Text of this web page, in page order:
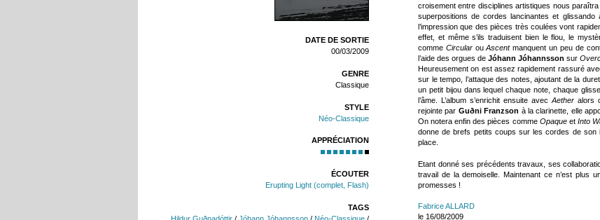
DATE DE SORTIE
00/03/2009
GENRE
Classique
STYLE
Néo-Classique
APPRÉCIATION
ÉCOUTER
Erupting Light (complet, Flash)
TAGS
croisement entre disciplines artistiques nous
superpositions de cordes lancinantes et
l’impression que des pièces très coulées vont
effet, et même s’ils traduisent bien le flou, le
comme CircularouAscentmanquent un peu de
l’aide des orgues de Jóhann Jóhannsson sur
Heureusement on est assez rapidement rassuré
sur le tempo, l’attaque des notes, ajoutant de la
un petit bijou dans lequel chaque note, chaque
l’âme. L’album s’enrichit ensuite avec Aether alors
rejointe par Guðni Franzson à la clarinette, elle
On notera enfin des pièces comme Opaqueet Into
donne de brefs petits coups sur les cordes de son
place.
Etant donné ses précédents travaux, ses
travail de la demoiselle. Maintenant ce n’est plus
promesses !
Fabrice ALLARD
le 16/08/2009